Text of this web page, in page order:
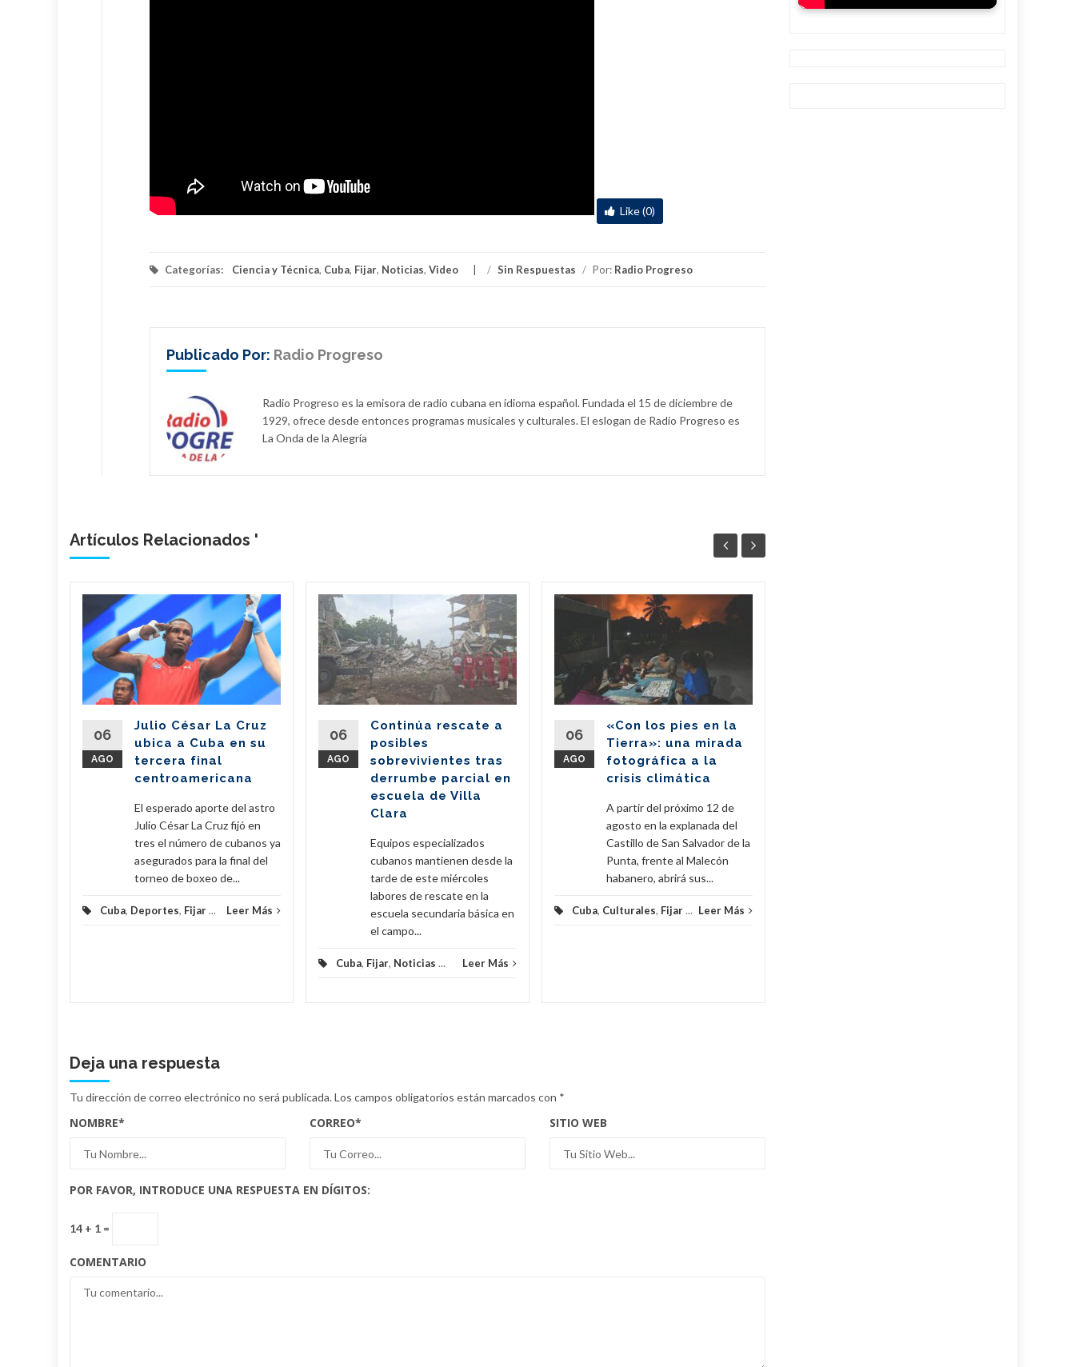
Like (0)
Categorías: Ciencia y Técnica, Cuba, Fijar, Noticias, Video / Sin Respuestas / Por: Radio Progreso
Publicado Por: Radio Progreso
Radio Progreso es la emisora de radio cubana en idioma español. Fundada el 15 de diciembre de
1929, ofrece desde entonces programas musicales y culturales. El eslogan de Radio Progreso es
La Onda de la Alegría
Artículos Relacionados '
06
AGO
Julio César La Cruz
ubica a Cuba en su
tercera final
centroamericana
El esperado aporte del astro
Julio César La Cruz fijó en
tres el número de cubanos ya
asegurados para la final del
torneo de boxeo de...
Cuba, Deportes, Fijar... Leer Más
06
AGO
Continúa rescate a
posibles
sobrevivientes tras
derrumbe parcial en
escuela de Villa
Clara
Equipos especializados
cubanos mantienen desde la
tarde de este miércoles
labores de rescate en la
escuela secundaria básica en
el campo...
Cuba, Fijar, Noticias ... Leer Más
06
AGO
«Con los pies en la
Tierra»: una mirada
fotográfica a la
crisis climática
A partir del próximo 12 de
agosto en la explanada del
Castillo de San Salvador de la
Punta, frente al Malecón
habanero, abrirá sus...
Cuba, Culturales, Fijar... Leer Más
Deja una respuesta
Tu dirección de correo electrónico no será publicada.Los campos obligatorios están marcados con *
NOMBRE* CORREO* SITIO WEB
POR FAVOR, INTRODUCE UNA RESPUESTA EN DÍGITOS:
14 + 1 =
COMENTARIO